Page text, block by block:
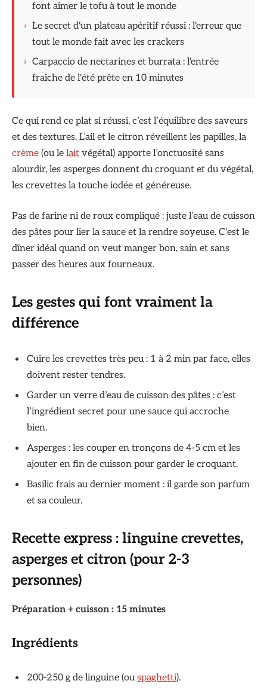
font aimer le tofu à tout le monde
› Le secret d'un plateau apéritif réussi : l'erreur que
tout le monde fait avec les crackers
› Carpaccio de nectarines et burrata : l'entrée
fraîche de l'été prête en 10 minutes
Ce qui rend ce plat si réussi, c’est l’équilibre des saveurs
et des textures. L’ail et le citron réveillent les papilles, la
crème (ou le lait végétal) apporte l’onctuosité sans
alourdir, les asperges donnent du croquant et du végétal,
les crevettes la touche iodée et généreuse.
Pas de farine ni de roux compliqué : juste l’eau de cuisson
des pâtes pour lier la sauce et la rendre soyeuse. C’est le
dîner idéal quand on veut manger bon, sain et sans
passer des heures aux fourneaux.
Les gestes qui font vraiment la
différence
Cuire les crevettes très peu : 1 à 2 min par face, elles
doivent rester tendres.
Garder un verre d’eau de cuisson des pâtes : c’est
l’ingrédient secret pour une sauce qui accroche
bien.
Asperges : les couper en tronçons de 4-5 cm et les
ajouter en fin de cuisson pour garder le croquant.
Basilic frais au dernier moment : il garde son parfum
et sa couleur.
Recette express : linguine crevettes,
asperges et citron (pour 2-3
personnes)
Préparation + cuisson : 15 minutes
Ingrédients
200-250 g de linguine (ou spaghetti).